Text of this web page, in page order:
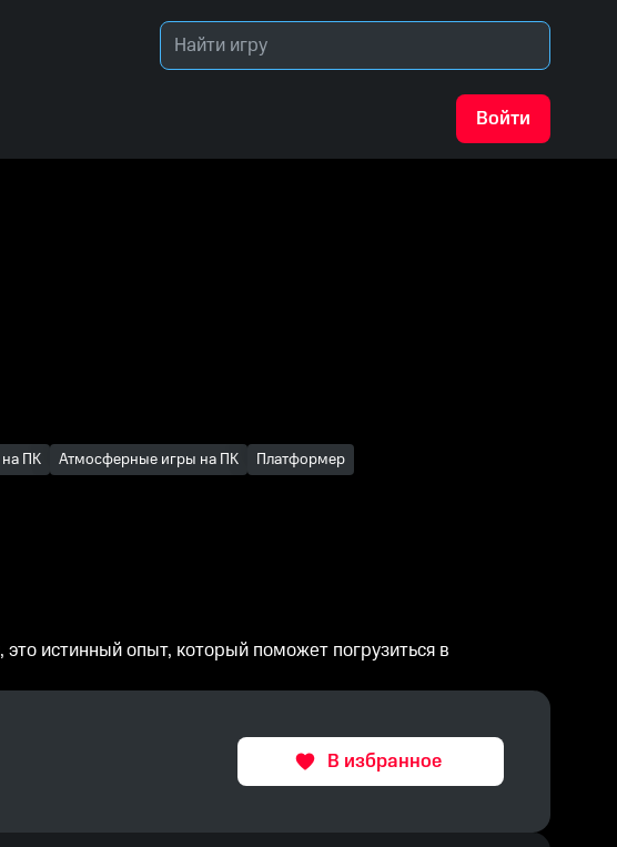
Войти
ПК Атмосферные игры на ПК Платформер
истинный опыт, который поможет погрузиться в
В избранное